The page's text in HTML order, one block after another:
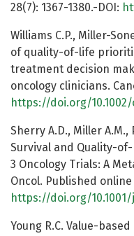
28(7): 1367-1380.-DOI:
Williams C.P., Miller-
of quality-of-life
treatment decision
oncology clinicians.
https://doi.org/10.1002/
Sherry A.D., Miller A.M.,
Survival and Quality-
3 Oncology Trials: A
Oncol. Published online
https://doi.org/10.1001/
Young R.C. Value-